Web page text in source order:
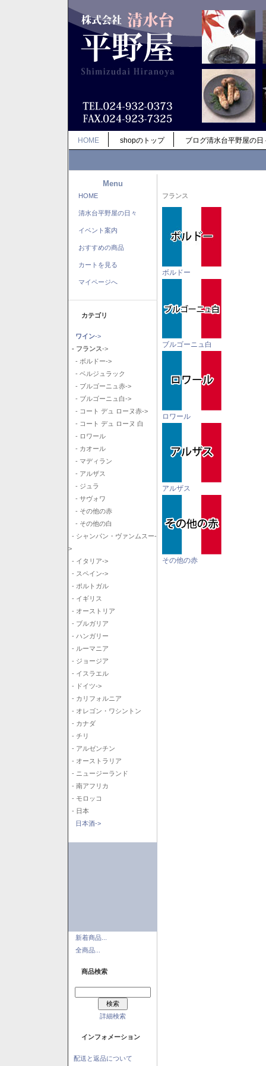
HOME shopのトップ ブログ清水台平野屋の日
Menu
HOME
清水台平野屋の日々
イベント案内
おすすめの商品
カートを見る
マイページへ
カテゴリ
ワイン->
- フランス->
- ボルドー->
- ベルジュラック
- ブルゴーニュ赤->
- ブルゴーニュ白->
- コート デュ ローヌ赤->
- コート デュ ローヌ 白
- ロワール
- カオール
- マディラン
- アルザス
- ジュラ
- サヴォワ
- その他の赤
- その他の白
- シャンパン・ヴァンムスー-
>
- イタリア->
- スペイン->
- ポルトガル
- イギリス
- オーストリア
- ブルガリア
- ハンガリー
- ルーマニア
- ジョージア
- イスラエル
- ドイツ->
- カリフォルニア
- オレゴン・ワシントン
- カナダ
- チリ
- アルゼンチン
- オーストラリア
- ニュージーランド
- 南アフリカ
- モロッコ
- 日本
日本酒->
新着商品...
全商品...
商品検索
詳細検索
インフォメーション
配送と返品について
フランス
ボルドー
ブルゴーニュ白
ロワール
アルザス
その他の赤